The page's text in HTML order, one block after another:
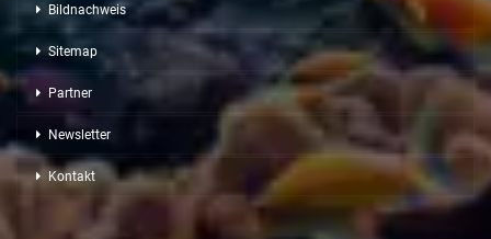
Bildnachweis
Sitemap
Partner
Newsletter
Kontakt